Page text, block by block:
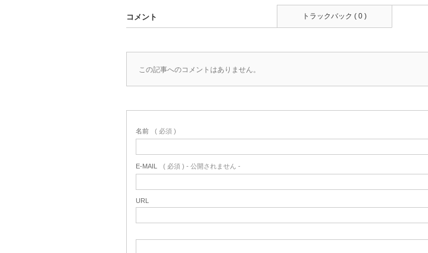
コメント トラックバック ( 0 )
この記事へのコメントはありません。
名前 ( 必須 )
E-MAIL ( 必須 ) - 公開されません -
URL